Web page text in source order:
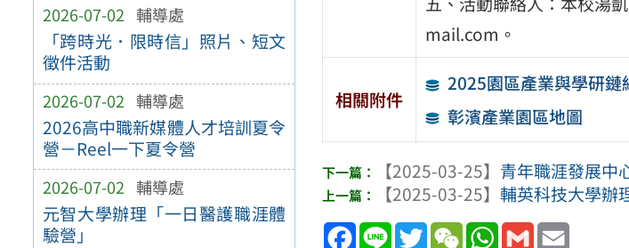
2026-07-02 輔導處
「跨時光．限時信」照片、短文
徵件活動
2026-07-02 輔導處
2026高中職新媒體人才培訓夏令
營－Reel一下夏令營
2026-07-02 輔導處
元智大學辦理「一日醫護職涯體
驗營」
mail.com。
相關附件
2025園區產業與學研
彰濱產業園區地圖
【2025-03-25】 青年職涯發展中
【2025-03-25】輔英科技大學辦
Facebook
Line TwitterWeChatWhatsApp
Gmail